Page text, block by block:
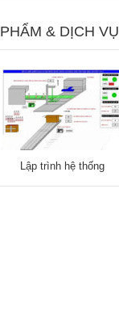
& DỊCH VỤ
Lập trình hệ thống